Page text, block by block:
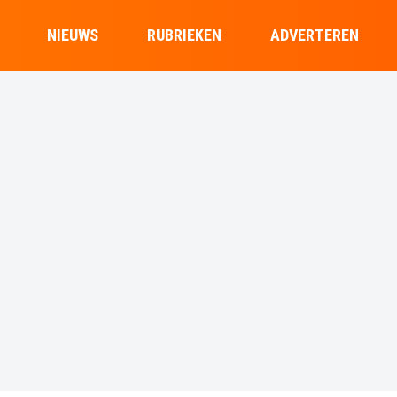
NIEUWS RUBRIEKEN ADVERTEREN